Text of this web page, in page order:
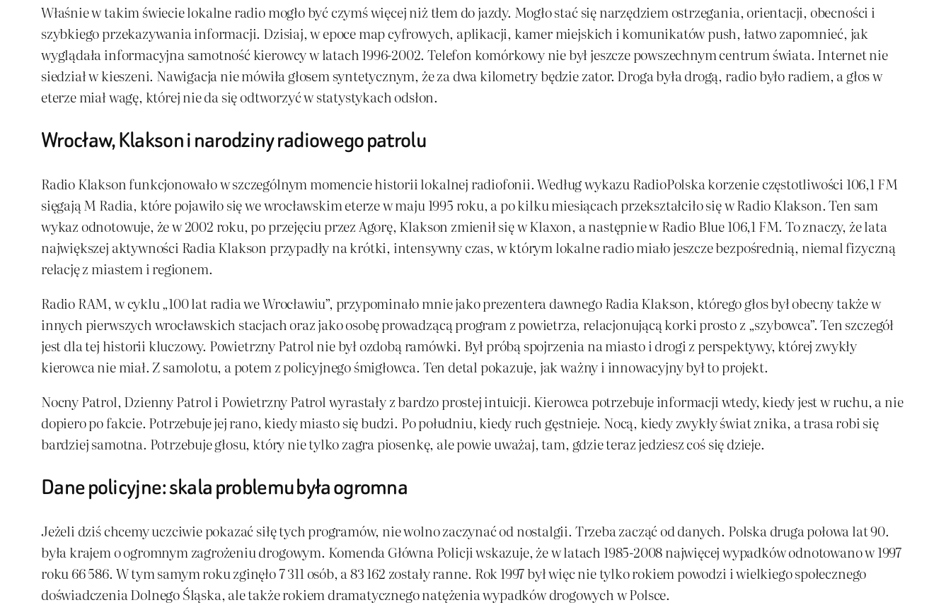
Właśnie w takim świecie lokalne radio mogło być czymś więcej niż tłem do jazdy. Mogło stać się narzędziem ostrzegania, orientacji, obecności i
szybkiego przekazywania informacji. Dzisiaj, w epoce map cyfrowych, aplikacji, kamer miejskich i komunikatów push, łatwo zapomnieć, jak
wyglądała informacyjna samotność kierowcy w latach 1996-2002. Telefon komórkowy nie był jeszcze powszechnym centrum świata. Internet nie
siedział w kieszeni. Nawigacja nie mówiła głosem syntetycznym, że za dwa kilometry będzie zator. Droga była drogą, radio było radiem, a głos w
eterze miał wagę, której nie da się odtworzyć w statystykach odsłon.
Wrocław, Klakson i narodziny radiowego patrolu
Radio Klakson funkcjonowało w szczególnym momencie historii lokalnej radiofonii. Według wykazu RadioPolska korzenie częstotliwości 106,1 FM
sięgają M Radia, które pojawiło się we wrocławskim eterze w maju 1995 roku, a po kilku miesiącach przekształciło się w Radio Klakson. Ten sam
wykaz odnotowuje, że w 2002 roku, po przejęciu przez Agorę, Klakson zmienił się w Klaxon, a następnie w Radio Blue 106,1 FM. To znaczy, że lata
największej aktywności Radia Klakson przypadły na krótki, intensywny czas, w którym lokalne radio miało jeszcze bezpośrednią, niemal fizyczną
relację z miastem i regionem.
Radio RAM, w cyklu „100 lat radia we Wrocławiu”, przypominało mnie jako prezentera dawnego Radia Klakson, którego głos był obecny także w
innych pierwszych wrocławskich stacjach oraz jako osobę prowadzącą program z powietrza, relacjonującą korki prosto z „szybowca”. Ten szczegół
jest dla tej historii kluczowy. Powietrzny Patrol nie był ozdobą ramówki. Był próbą spojrzenia na miasto i drogi z perspektywy, której zwykły
kierowca nie miał. Z samolotu, a potem z policyjnego śmigłowca. Ten detal pokazuje, jak ważny i innowacyjny był to projekt.
Nocny Patrol, Dzienny Patrol i Powietrzny Patrol wyrastały z bardzo prostej intuicji. Kierowca potrzebuje informacji wtedy, kiedy jest w ruchu, a nie
dopiero po fakcie. Potrzebuje jej rano, kiedy miasto się budzi. Po południu, kiedy ruch gęstnieje. Nocą, kiedy zwykły świat znika, a trasa robi się
bardziej samotna. Potrzebuje głosu, który nie tylko zagra piosenkę, ale powie uważaj, tam, gdzie teraz jedziesz coś się dzieje.
Dane policyjne: skala problemu była ogromna
Jeżeli dziś chcemy uczciwie pokazać siłę tych programów, nie wolno zaczynać od nostalgii. Trzeba zacząć od danych. Polska druga połowa lat 90.
była krajem o ogromnym zagrożeniu drogowym. Komenda Główna Policji wskazuje, że w latach 1985-2008 najwięcej wypadków odnotowano w 1997
roku 66 586. W tym samym roku zginęło 7 311 osób, a 83 162 zostały ranne. Rok 1997 był więc nie tylko rokiem powodzi i wielkiego społecznego
doświadczenia Dolnego Śląska, ale także rokiem dramatycznego natężenia wypadków drogowych w Polsce.